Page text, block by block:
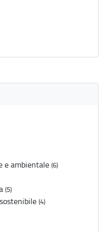
e ambientale (6)
(5)
(4)